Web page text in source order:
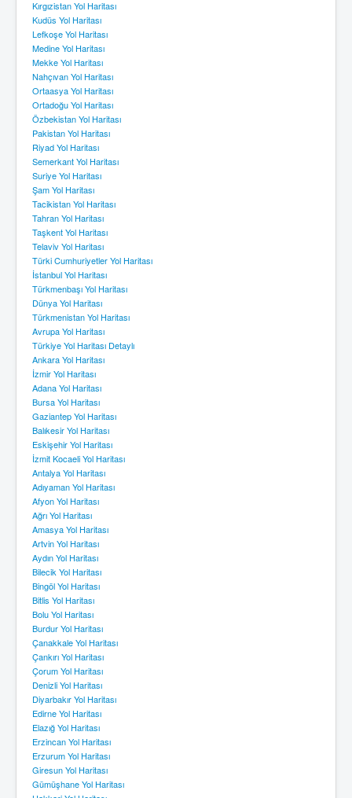
Kırgızistan Yol Haritası
Kudüs Yol Haritası
Lefkoşe Yol Haritası
Medine Yol Haritası
Mekke Yol Haritası
Nahçıvan Yol Haritası
Ortaasya Yol Haritası
Ortadoğu Yol Haritası
Özbekistan Yol Haritası
Pakistan Yol Haritası
Riyad Yol Haritası
Semerkant Yol Haritası
Suriye Yol Haritası
Şam Yol Haritası
Tacikistan Yol Haritası
Tahran Yol Haritası
Taşkent Yol Haritası
Telaviv Yol Haritası
Türki Cumhuriyetler Yol Haritası
İstanbul Yol Haritası
Türkmenbaşı Yol Haritası
Dünya Yol Haritası
Türkmenistan Yol Haritası
Avrupa Yol Haritası
Türkiye Yol Haritası Detaylı
Ankara Yol Haritası
İzmir Yol Haritası
Adana Yol Haritası
Bursa Yol Haritası
Gaziantep Yol Haritası
Balıkesir Yol Haritası
Eskişehir Yol Haritası
İzmit Kocaeli Yol Haritası
Antalya Yol Haritası
Adıyaman Yol Haritası
Afyon Yol Haritası
Ağrı Yol Haritası
Amasya Yol Haritası
Artvin Yol Haritası
Aydın Yol Haritası
Bilecik Yol Haritası
Bingöl Yol Haritası
Bitlis Yol Haritası
Bolu Yol Haritası
Burdur Yol Haritası
Çanakkale Yol Haritası
Çankırı Yol Haritası
Çorum Yol Haritası
Denizli Yol Haritası
Diyarbakır Yol Haritası
Edirne Yol Haritası
Elazığ Yol Haritası
Erzincan Yol Haritası
Erzurum Yol Haritası
Giresun Yol Haritası
Gümüşhane Yol Haritası